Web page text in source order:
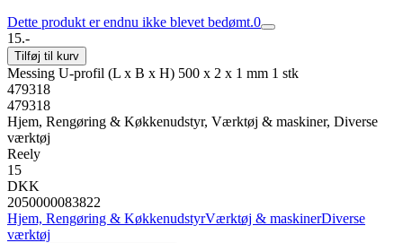
Dette produkt er endnu ikke blevet bedømt.0
15.-
Tilføj til kurv
Messing U-profil (L x B x H) 500 x 2 x 1 mm 1 stk
479318
479318
Hjem, Rengøring & Køkkenudstyr, Værktøj & maskiner, Diverse
værktøj
Reely
15
DKK
2050000083822
Hjem, Rengøring & KøkkenudstyrVærktøj & maskinerDiverse
værktøj